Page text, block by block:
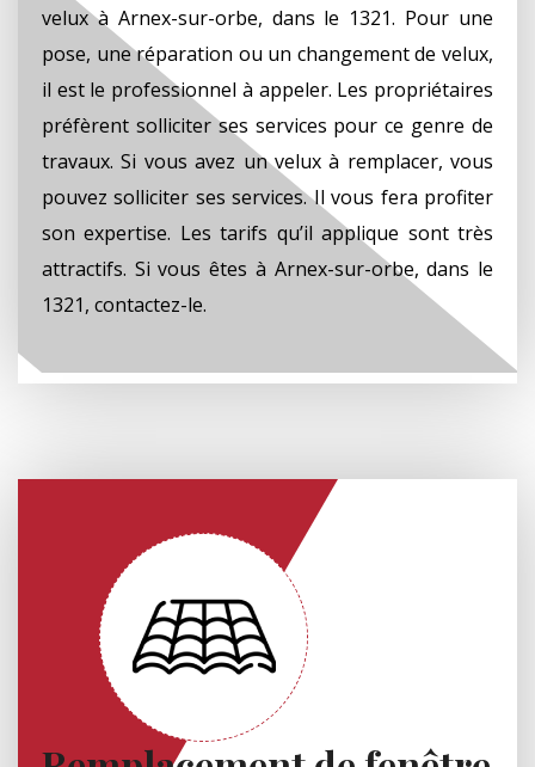
velux à Arnex-sur-orbe, dans le 1321. Pour une
pose, une réparation ou un changement de velux,
il est le professionnel à appeler. Les propriétaires
préfèrent solliciter ses services pour ce genre de
travaux. Si vous avez un velux à remplacer, vous
pouvez solliciter ses services. Il vous fera profiter
son expertise. Les tarifs qu’il applique sont très
attractifs. Si vous êtes à Arnex-sur-orbe, dans le
1321, contactez-le.